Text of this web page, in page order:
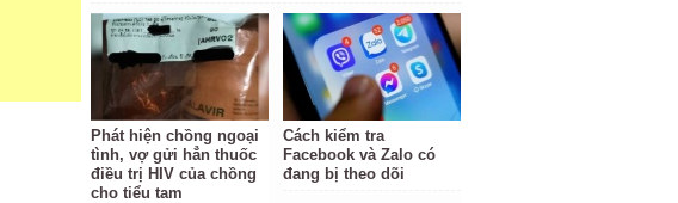
Phát hiện chồng ngoại
tình, vợ gửi hẳn thuốc
điều trị HIV của chồng
cho tiểu tam
Cách kiểm tra
Facebook và Zalo có
đang bị theo dõi